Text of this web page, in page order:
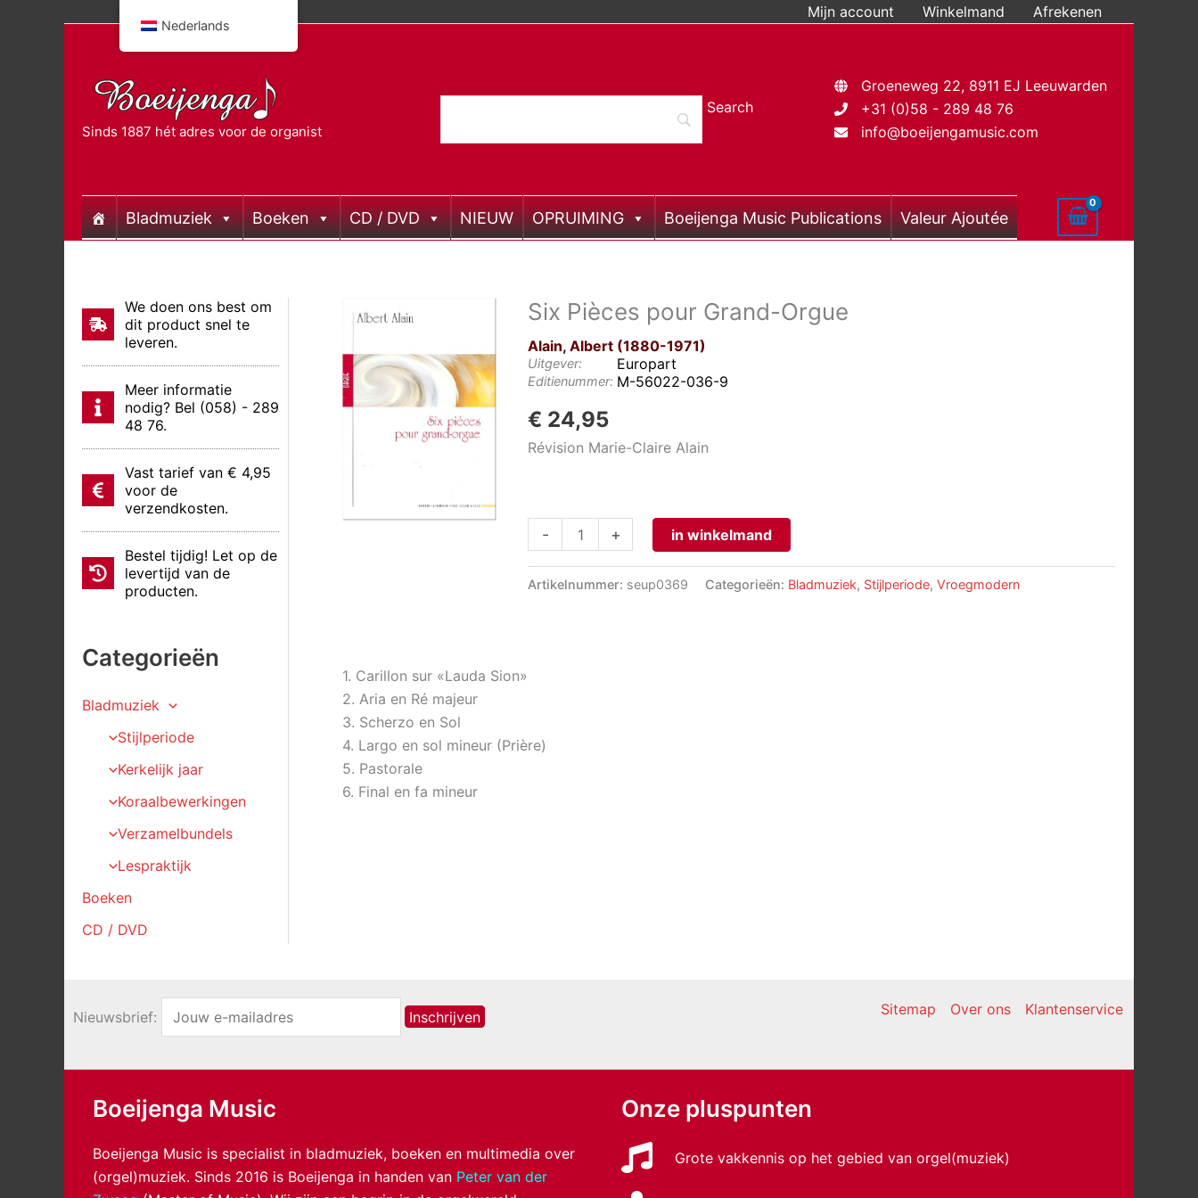
Mijn account Winkelmand Afrekenen
Sinds 1887 hét adres voor de organist
Groeneweg 22, 8911 EJ Leeuwarden
+31 (0)58 - 289 48 76
info@boeijengamusic.com
Bladmuziek Boeken CD / DVD NIEUW OPRUIMING Boeijenga Music Publications Valeur Ajoutée
We doen ons best om
dit product snel te
leveren.
Meer informatie
nodig? Bel (058) - 289
48 76.
Vast tarief van € 4,95
voor de
verzendkosten.
Bestel tijdig! Let op de
levertijd van de
producten.
Categorieën
Bladmuziek
Stijlperiode
Kerkelijk jaar
Koraalbewerkingen
Verzamelbundels
Lespraktijk
Boeken
CD / DVD
Six Pièces pour Grand-Orgue
Alain, Albert (1880-1971)
Uitgever: Europart
Editienummer: M-56022-036-9
€ 24,95
Révision Marie-Claire Alain
-
Pièces
+ in winkelmand
Artikelnummer: seup0369 Categorieën: Bladmuziek, Stijlperiode,Vroegmodern
1. Carillon sur «Lauda Sion»
2. Aria en Ré majeur
3. Scherzo en Sol
4. Largo en sol mineur (Prière)
5. Pastorale
6. Final en fa mineur
Nieuwsbrief: Sitemap Over ons Klantenservice
Boeijenga Music
Boeijenga Music is specialist in bladmuziek, boeken en multimedia over
(orgel)muziek. Sinds 2016 is Boeijenga in handen van Peter van der
Onze pluspunten
Grote vakkennis op het gebied van orgel(muziek)
Nederlands